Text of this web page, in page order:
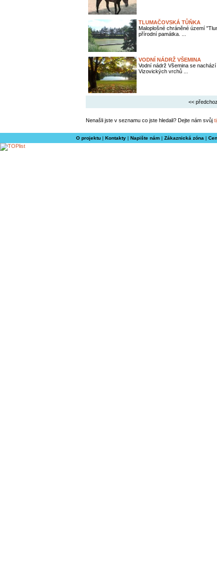
TLUMAČOVSKÁ TŮŇKA
Maloplošné chráněné území
přírodní památka. ...
VODNÍ NÁDRŽ VŠEMINA
Vodní nádrž Všemina se
Vizovických vrchů ...
<<
Nenašli jste v seznamu co jste hledali? Dejte nám svůj
O projektu| Kontakty| Napište nám| Zákaznická zóna |